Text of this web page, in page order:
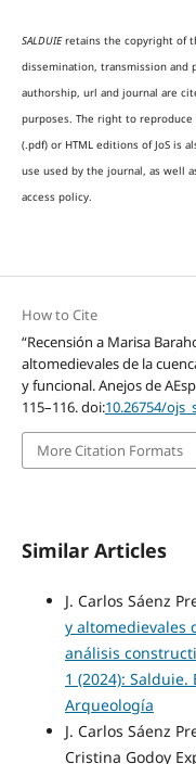
SALDUIEretains the copyright of
dissemination, transmission
authorship, url and journal are
purposes. The right to
(.pdf) or HTML editions of JoS is
use used by the journal, as well
access policy.
How to Cite
“Recensión a Marisa
altomedievales de la
y funcional. Anejos de
115–116. doi:10.26754/
More Citation Formats
Similar Articles
J. Carlos Sáenz
y altomedievales
análisis
1 (2024):
Arqueología
J. Carlos Sáenz
Cristina Godoy